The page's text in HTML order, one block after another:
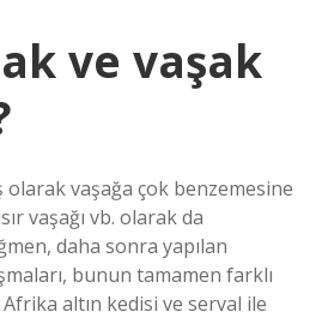
ve vaşak
vaşağa çok benzemesine
vaşağı vb. olarak da
daha sonra yapılan
bunun tamamen farklı
altın kedisi ve serval ile